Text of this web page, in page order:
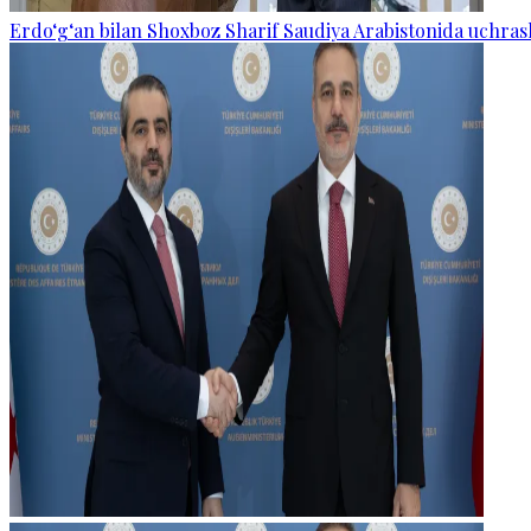
Erdo‘g‘an bilan Shoxboz Sharif Saudiya Arabistonida